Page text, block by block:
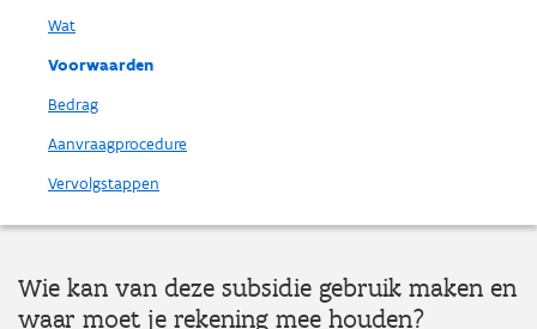
Wat
Voorwaarden
Bedrag
Aanvraagprocedure
Vervolgstappen
Wie kan van deze subsidie gebruik maken en
waar moet je rekening mee houden?